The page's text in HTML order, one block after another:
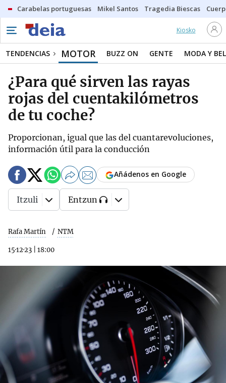
Carabelas portuguesas Mikel Santos Tragedia Biescas
Kiosko
TENDENCIAS MOTOR BUZZ ON GENTE MODA Y
¿Para qué sirven las rayas
rojas del cuentakilómetros
de tu coche?
Proporcionan, igual que las del cuantarevoluciones,
información útil para la conducción
Rafa Martín NTM
15·12·23 18:00
Añádenos en Google
Itzuli Entzun